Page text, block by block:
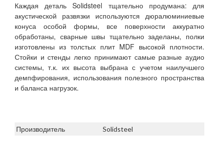
Каждая деталь Solidsteel тщательно продумана: для
акустической развязки используются дюралюминиевые
конуса особой формы, все поверхности аккуратно
обработаны, сварные швы тщательно заделаны, полки
изготовлены из толстых плит MDF высокой плотности.
Стойки и стенды легко принимают самые разные аудио
системы, т.к. их высота выбрана с учетом наилучшего
демпфирования, использования полезного пространства
и баланса нагрузок.
Производитель Solidsteel